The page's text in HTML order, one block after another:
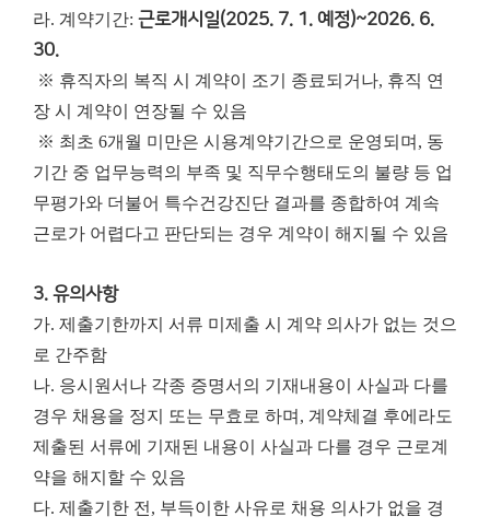
라. 계약기간: 근로개시일(2025. 7. 1. 예정)~2026. 6.
30.
※ 휴직자의 복직 시 계약이 조기 종료되거나, 휴직 연
장 시 계약이 연장될 수 있음
※ 최초 6개월 미만은 시용계약기간으로 운영되며, 동
기간 중 업무능력의 부족 및 직무수행태도의 불량 등 업
무평가와 더불어 특수건강진단 결과를 종합하여 계속
근로가 어렵다고 판단되는 경우 계약이 해지될 수 있음
3. 유의사항
가. 제출기한까지 서류 미제출 시 계약 의사가 없는 것으
로 간주함
나. 응시원서나 각종 증명서의 기재내용이 사실과 다를
경우 채용을 정지 또는 무효로 하며, 계약체결 후에라도
제출된 서류에 기재된 내용이 사실과 다를 경우 근로계
약을 해지할 수 있음
다. 제출기한 전, 부득이한 사유로 채용 의사가 없을 경